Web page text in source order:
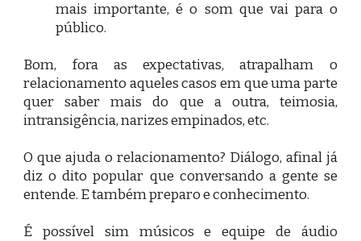
mais importante, é o som que vai para o
público.
Bom, fora as expectativas, atrapalham o
relacionamento aqueles casos em que uma parte
quer saber mais do que a outra, teimosia,
intransigência, narizes empinados, etc.
O que ajuda o relacionamento? Diálogo, afinal já
diz o dito popular que conversando a gente se
entende. E também preparo e conhecimento.
É possível sim músicos e equipe de áudio